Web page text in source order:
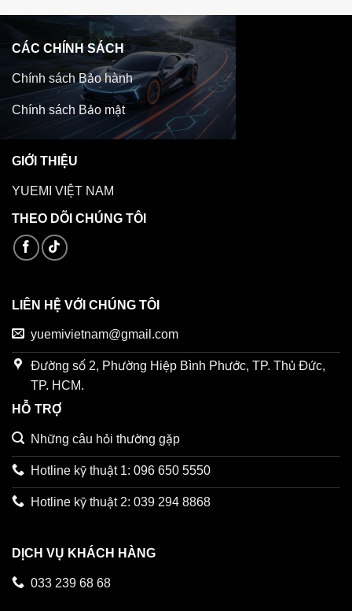
CÁC CHÍNH SÁCH
Chính sách Bảo hành
Chính sách Bảo mật
GIỚI THIỆU
YUEMI VIỆT NAM
THEO DÕI CHÚNG TÔI
LIÊN HỆ VỚI CHÚNG TÔI
yuemivietnam@gmail.com
Đường số 2, Phường Hiệp Bình Phước, TP. Thủ Đức,
TP. HCM.
HỖ TRỢ
Những câu hỏi thường gặp
Hotline kỹ thuật 1: 096 650 5550
Hotline kỹ thuật 2: 039 294 8868
DỊCH VỤ KHÁCH HÀNG
033 239 68 68